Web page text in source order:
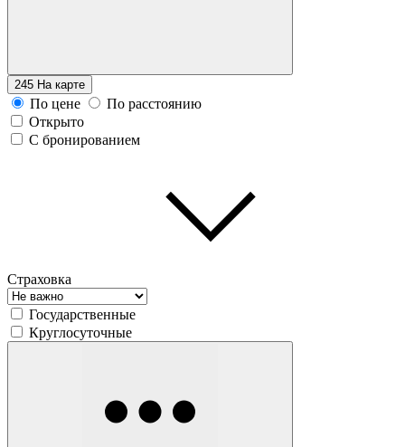
245 На карте
По цене
По расстоянию
Открыто
С бронированием
Страховка
Государственные
Круглосуточные